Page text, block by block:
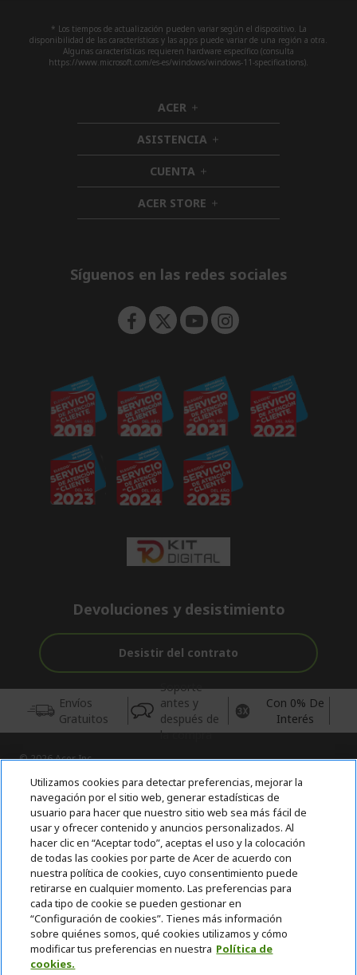
* Los tiempos de actualización pueden variar según el dispositivo. La
disponibilidad de las características y las apps puede variar de una región a otra.
Algunas características requieren hardware específico (consulta
https://www.microsoft.com/es-es/windows/windows-11-specifications).
ACER h
i
d
d
e
n
ASISTENCIA h
i
d
e
n
CUENTA h
i
d
d
ACER STORE h
i
e
Síguenos en las redes sociales
Devoluciones y desistimiento
Desistir del contrato
Envíos
Gratuitos
Soporte
antes y
después de
la compra
Con 0% De
Interés
© 2026 Acer Inc.
CPYou BV es el vendedor y distribuidor autorizado de los
productos y servicios ofrecidos en esta tienda.
Incluida la aportación para la gestión de RAEES, según RD.
110/2015, inscrita en el RII-AEE Nº 7573; de pilas y baterías, según
RD. 106/2008, inscrita en el RII-PYA Nº 2180. Adherida a los
sistemas integrales de gestión de ecopilas y ecoembes.
Utilizamos cookies para detectar preferencias, mejorar la
navegación por el sitio web, generar estadísticas de
usuario para hacer que nuestro sitio web sea más fácil de
usar y ofrecer contenido y anuncios personalizados. Al
hacer clic en “Aceptar todo”, aceptas el uso y la colocación
de todas las cookies por parte de Acer de acuerdo con
nuestra política de cookies, cuyo consentimiento puede
retirarse en cualquier momento. Las preferencias para
cada tipo de cookie se pueden gestionar en
“Configuración de cookies”. Tienes más información
sobre quiénes somos, qué cookies utilizamos y cómo
modificar tus preferencias en nuestra Política de
cookies.